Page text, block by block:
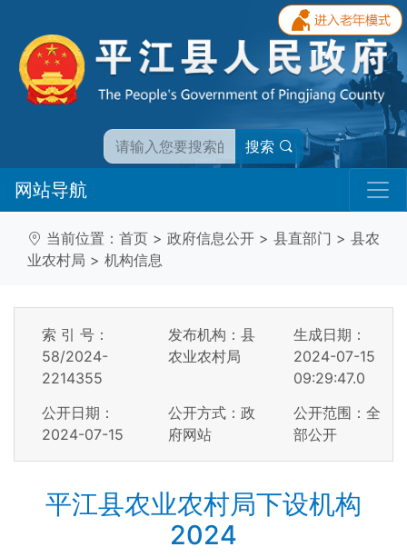
搜索
网站导航
当前位置： 首页 > 政府信息公开 > 县直部门 > 县农
业农村局 > 机构信息
索 引 号：
58/2024-
2214355
发布机构：县
农业农村局
生成日期：
2024-07-15
09:29:47.0
公开日期：
2024-07-15
公开方式：政
府网站
公开范围：全
部公开
平江县农业农村局下设机构
2024